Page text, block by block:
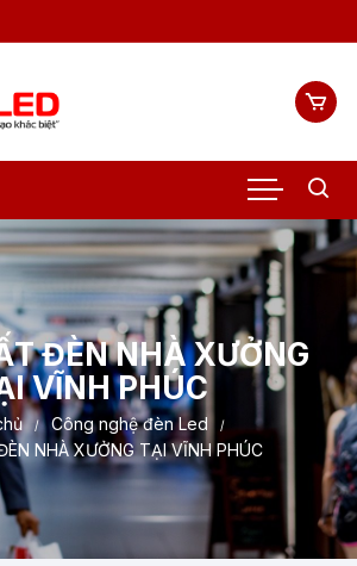
ĐÈN NHÀ XƯỞNG
VĨNH PHÚC
Công nghệ đèn Led
NHÀ XƯỞNG TẠI VĨNH PHÚC